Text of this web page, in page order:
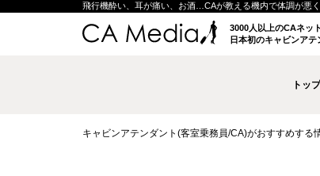
飛行機酔い、耳が痛い、お酒…CAが教える機内で体調が悪
3000人以上のCAネッ
日本初のキャビンア
トップ
キャビンアテンダント(客室乗務員/CA)がおすすめする